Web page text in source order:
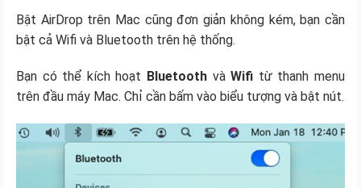
Bật AirDrop trên Mac cũng đơn giản không kém, bạn cần
bật cả Wifi và Bluetooth trên hệ thống.
Bạn có thể kích hoạt Bluetooth vàWifi từ thanh menu
trên đầu máy Mac. Chỉ cần bấm vào biểu tượng và bật nút.